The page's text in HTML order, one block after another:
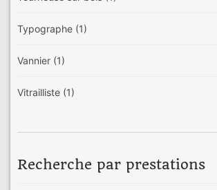
Typographe (1)
Vannier (1)
Vitrailliste (1)
Recherche par prestations